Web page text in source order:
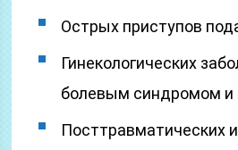
Острых приступов
Гинекологических
болевым синдромом и
Посттравматических и